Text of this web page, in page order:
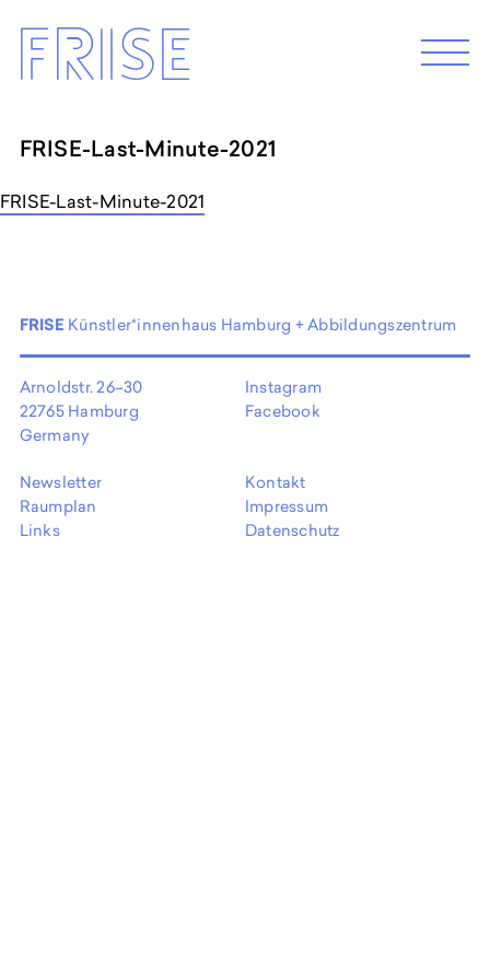
content
M
e
Frise
Programm 2026
Künstler*innenhaus Hamburg
Artist in Residence
Frise e.G.
EN
FRISE-Last-Minute-2021
FRISE-Last-Minute-2021
FRISE Künstler*innenhaus Hamburg + Abbildungszentrum
Arnoldstr. 26–30
22765 Hamburg
Germany
Instagram
Facebook
Newsletter
Raumplan
Links
Kontakt
Impressum
Datenschutz